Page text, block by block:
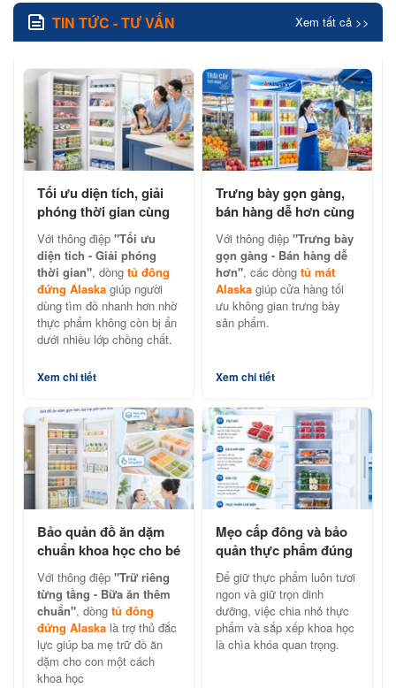
TIN TỨC - TƯ VẤN Xem tất cả >>
Tối ưu diện tích, giải
phóng thời gian cùng
tủ đông đứng Alaska
Với thông điệp "Tối ưu
diện tích - Giải phóng
thời gian", dòng tủ đông
đứng Alaska giúp người
dùng tìm đồ nhanh hơn nhờ
thực phẩm không còn bị ẩn
dưới nhiều lớp chồng chất.
Xem chi tiết
Trưng bày gọn gàng,
bán hàng dễ hơn cùng
tủ mát Alaska chính
hãng
Với thông điệp "Trưng bày
gọn gàng - Bán hàng dễ
hơn", các dòng tủ mát
Alaska giúp cửa hàng tối
ưu không gian trưng bày
sản phẩm.
Xem chi tiết
Bảo quản đồ ăn dặm
chuẩn khoa học cho bé
cùng tủ đông đứng
Alaska
Với thông điệp "Trữ riêng
từng tầng - Bữa ăn thêm
chuẩn", dòng tủ đông
đứng Alaska là trợ thủ đắc
lực giúp ba mẹ trữ đồ ăn
dặm cho con một cách
khoa học
Mẹo cấp đông và bảo
quản thực phẩm đúng
cách với tủ đông đứng
Alaska
Để giữ thực phẩm luôn tươi
ngon và giữ trọn dinh
dưỡng, việc chia nhỏ thực
phẩm và sắp xếp khoa học
là chìa khóa quan trọng.